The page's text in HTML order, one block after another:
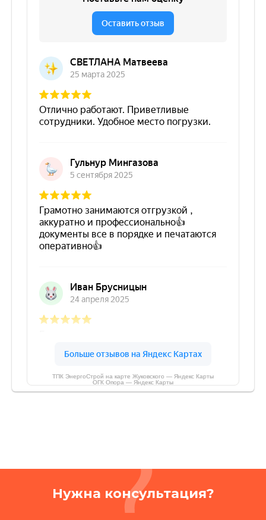
ТПК ЭнергоСтрой на карте Жуковского — Яндекс Карты
ОГК Опора — Яндекс Карты
Нужна консультация?